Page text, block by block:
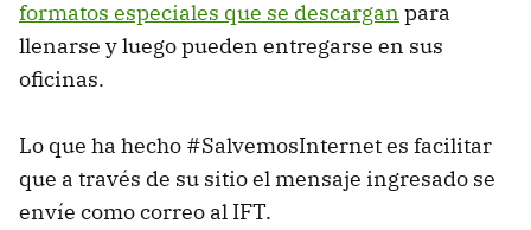
formatos especiales que se descargan para
llenarse y luego pueden entregarse en sus
oficinas.
Lo que ha hecho #SalvemosInternet es facilitar
que a través de su sitio el mensaje ingresado se
envíe como correo al IFT.